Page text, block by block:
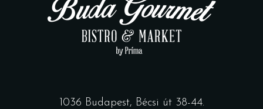
1036 Budapest, Bécsi út 38-44.